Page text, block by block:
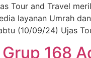
Tour and Travel
layanan Umrah
(10/09/24) Ujas
168